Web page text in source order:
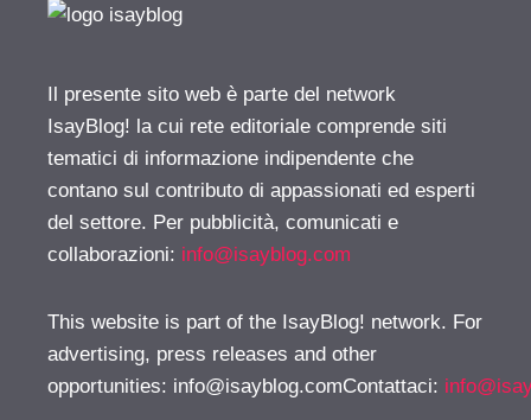
Il presente sito web è parte del network
IsayBlog! la cui rete editoriale comprende siti
tematici di informazione indipendente che
contano sul contributo di appassionati ed esperti
del settore. Per pubblicità, comunicati e
collaborazioni: info@isayblog.com
This website is part of the IsayBlog! network. For
advertising, press releases and other
opportunities: info@isayblog.comContattaci: